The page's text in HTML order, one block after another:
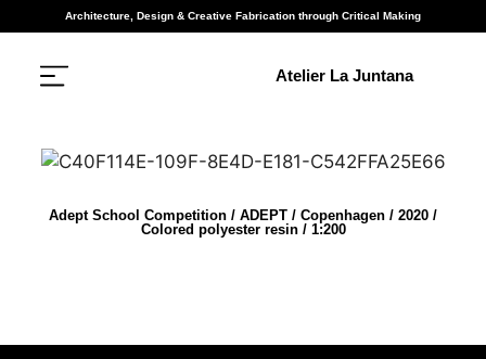
Architecture, Design & Creative Fabrication through Critical Making
Atelier La Juntana
Adept School Competition / ADEPT / Copenhagen / 2020 /
Colored polyester resin / 1:200